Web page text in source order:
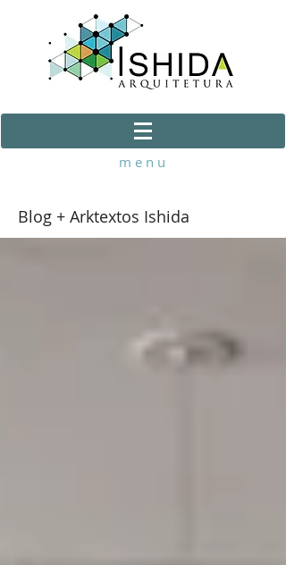
m e n u
Blog + Arktextos Ishida